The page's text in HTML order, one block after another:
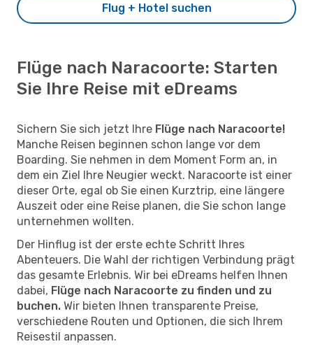
Flug + Hotel suchen
Flüge nach Naracoorte: Starten
Sie Ihre Reise mit eDreams
Sichern Sie sich jetzt Ihre Flüge nach Naracoorte!
Manche Reisen beginnen schon lange vor dem
Boarding. Sie nehmen in dem Moment Form an, in
dem ein Ziel Ihre Neugier weckt. Naracoorte ist einer
dieser Orte, egal ob Sie einen Kurztrip, eine längere
Auszeit oder eine Reise planen, die Sie schon lange
unternehmen wollten.
Der Hinflug ist der erste echte Schritt Ihres
Abenteuers. Die Wahl der richtigen Verbindung prägt
das gesamte Erlebnis. Wir bei eDreams helfen Ihnen
dabei, Flüge nach Naracoorte zu finden und zu
buchen. Wir bieten Ihnen transparente Preise,
verschiedene Routen und Optionen, die sich Ihrem
Reisestil anpassen.